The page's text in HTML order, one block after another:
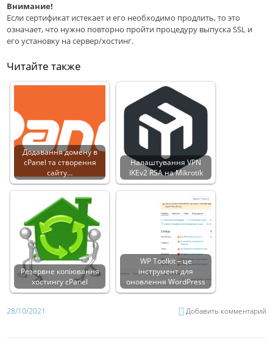
Внимание!
Если сертификат истекает и его необходимо продлить, то это
означает, что нужно повторно пройти процедуру выпуска SSL и
его установку на сервер/хостинг.
Читайте также
Додавання домену в
cPanel та створення
сайту…
Налаштування VPN
IKEv2 RSA на Mikrotik
Резервне копіювання
хостингу cPanel
WP Toolkit – це
інструмент для
оновлення WordPress
28/10/2021 Добавить комментарий